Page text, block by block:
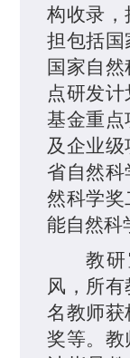
构收录，
担包括国
国家自
点研发
基金重点
及企业
省自然科
然科学奖
能自然科
教
风，所
名教师获
奖等。教